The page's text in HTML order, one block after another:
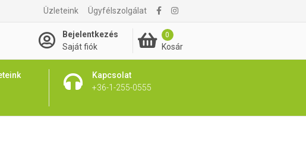
Üzleteink Ügyfélszolgálat
Bejelentkezés
Saját fiók
0
Kosár
Kapcsolat
+36-1-255-0555